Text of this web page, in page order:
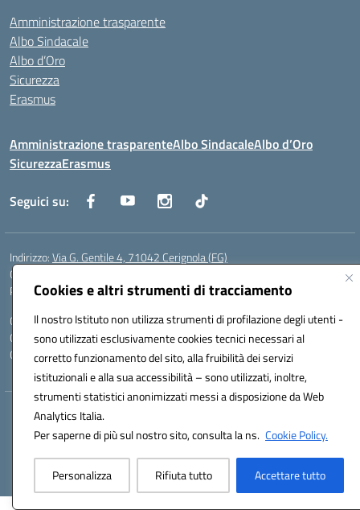
Cookies e altri strumenti di tracciamento
Il nostro Istituto non utilizza strumenti di profilazione degli utenti -
sono utilizzati esclusivamente cookies tecnici necessari al
corretto funzionamento del sito, alla fruibilità dei servizi
istituzionali e alla sua accessibilità – sono utilizzati, inoltre,
strumenti statistici anonimizzati messi a disposizione da Web
Analytics Italia.
Per saperne di più sul nostro sito, consulta la ns. Cookie Policy.
Personalizza Rifiuta tutto Accettare tutto
Amministrazione trasparente
Albo Sindacale
Albo d’Oro
Sicurezza
Erasmus
Amministrazione trasparenteAlbo SindacaleAlbo d’Oro
SicurezzaErasmus
Seguici su:
Indirizzo:Via G. Gentile 4, 71042 Cerignola (FG)
Centralino:
Posta elettronica certificata (PEC):fgtd02000p@pec.istruzione.it
Codice fiscale: 81002930717
Codice meccanografico:FGTD02000P
Codice unico di fatturazione (CUF): UFUN7Y
Hosting & Powered by 3D Solution S.r.l.
Concept & Design by Designers Italia